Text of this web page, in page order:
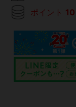
ポイント 10